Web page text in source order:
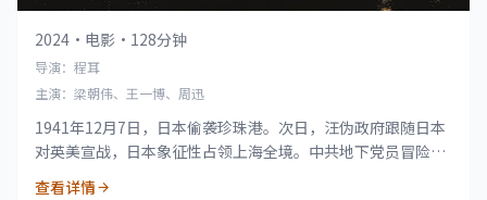
2024 · 电影 · 128分钟
导演：程耳
主演：梁朝伟、王一博、周迅
1941年12月7日，日本偷袭珍珠港。次日，汪伪政府跟随日本
对英美宣战，日本象征性占领上海全境。中共地下党员冒险送
出情报，破坏日蒋媾和，维护祖国。
查看详情